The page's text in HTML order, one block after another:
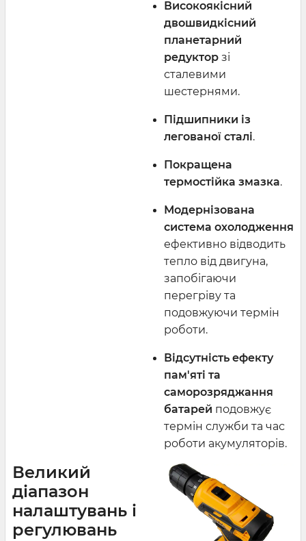
Високоякісний
двошвидкісний
планетарний
редуктор зі
сталевими
шестернями.
Підшипники із
легованої сталі.
Покращена
термостійка змазка.
Модернізована
система охолодження
ефективно відводить
тепло від двигуна,
запобігаючи
перегріву та
подовжуючи термін
роботи.
Відсутність ефекту
пам'яті та
саморозряджання
батарей подовжує
термін служби та час
роботи акумуляторів.
Великий
діапазон
налаштувань і
регулювань